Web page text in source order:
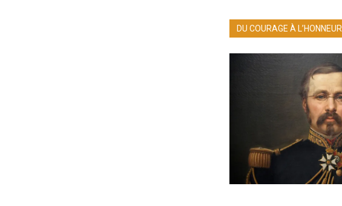
DU COURAGE À L’HONNEUR